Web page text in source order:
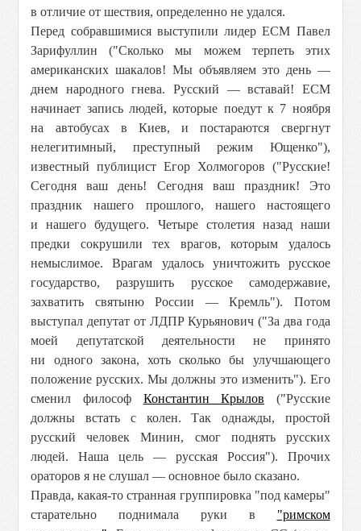
в отличие от шествия, определенно не удался.
Перед собравшимися выступили лидер ЕСМ Павел
Зарифуллин ("Сколько мы можем терпеть этих
американских шакалов! Мы объявляем это день —
днем народного гнева. Русский — вставай! ЕСМ
начинает запись людей, которые поедут к 7 ноября
на автобусах в Киев, и постараются свергнут
нелегитимный, преступный режим Ющенко"),
известный публицист Егор Холмогоров ("Русские!
Сегодня ваш день! Сегодня ваш праздник! Это
праздник нашего прошлого, нашего настоящего
и нашего будущего. Четыре столетия назад наши
предки сокрушили тех врагов, которым удалось
немыслимое. Врагам удалось уничтожить русское
государство, разрушить русское самодержавие,
захватить святыню России — Кремль"). Потом
выступал депутат от ЛДПР Курьянович ("За два года
моей депутатской деятельности не принято
ни одного закона, хоть сколько бы улучшающего
положение русских. Мы должны это изменить"). Его
сменил философ Константин Крылов ("Русские
должны встать с колен. Так однажды, простой
русский человек Минин, смог поднять русских
людей. Наша цель — русская Россия"). Прочих
ораторов я не слушал — основное было сказано.
Правда, какая-то странная группировка "под камеры"
старательно поднимала руки в "римском